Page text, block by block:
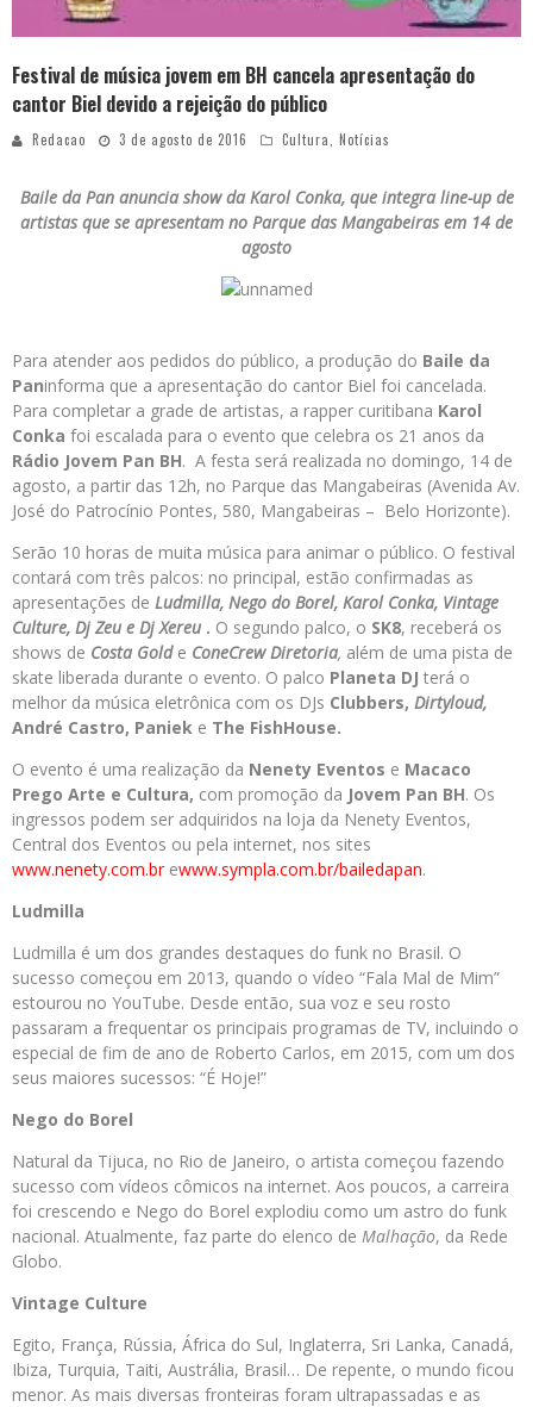
Festival de música jovem em BH cancela apresentação do
cantor Biel devido a rejeição do público
Redacao 3 de agosto de 2016 Cultura Notícias
Baile da Pan anuncia show da Karol Conka, que integra line-up de
artistas que se apresentam no Parque das Mangabeiras em 14 de
agosto
Para atender aos pedidos do público, a produção do Baile da
Paninforma que a apresentação do cantor Biel foi cancelada.
Para completar a grade de artistas, a rapper curitibana Karol
Conka foi escalada para o evento que celebra os 21 anos da
Rádio Jovem Pan BH. A festa será realizada no domingo, 14 de
agosto, a partir das 12h, no Parque das Mangabeiras (Avenida Av.
José do Patrocínio Pontes, 580, Mangabeiras – Belo Horizonte).
Serão 10 horas de muita música para animar o público. O festival
contará com três palcos: no principal, estão confirmadas as
apresentações de Ludmilla, Nego do Borel, Karol Conka, Vintage
Culture, Dj Zeu e Dj Xereu . O segundo palco, o SK8, receberá os
shows de Costa Golde ConeCrew Diretoria, além de uma pista de
skate liberada durante o evento. O palco Planeta DJ terá o
melhor da música eletrônica com os DJs Clubbers, Dirtyloud,
André Castro, Paniek e The FishHouse.
O evento é uma realização da Nenety Eventos e Macaco
Prego Arte e Cultura, com promoção da Jovem Pan BH. Os
ingressos podem ser adquiridos na loja da Nenety Eventos,
Central dos Eventos ou pela internet, nos sites
www.nenety.com.brewww.sympla.com.br/bailedapan.
Ludmilla
Ludmilla é um dos grandes destaques do funk no Brasil. O
sucesso começou em 2013, quando o vídeo “Fala Mal de Mim”
estourou no YouTube. Desde então, sua voz e seu rosto
passaram a frequentar os principais programas de TV, incluindo o
especial de fim de ano de Roberto Carlos, em 2015, com um dos
seus maiores sucessos: “É Hoje!”
Nego do Borel
Natural da Tijuca, no Rio de Janeiro, o artista começou fazendo
sucesso com vídeos cômicos na internet. Aos poucos, a carreira
foi crescendo e Nego do Borel explodiu como um astro do funk
nacional. Atualmente, faz parte do elenco de Malhação, da Rede
Globo.
Vintage Culture
Egito, França, Rússia, África do Sul, Inglaterra, Sri Lanka, Canadá,
Ibiza, Turquia, Taiti, Austrália, Brasil… De repente, o mundo ficou
menor. As mais diversas fronteiras foram ultrapassadas e as